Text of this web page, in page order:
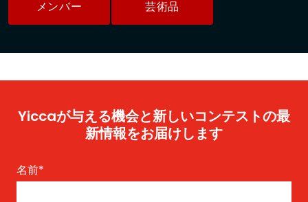
メンバー 芸術品
Yiccaが与える機会と新しいコンテストの最
新情報をお届けします
名前*